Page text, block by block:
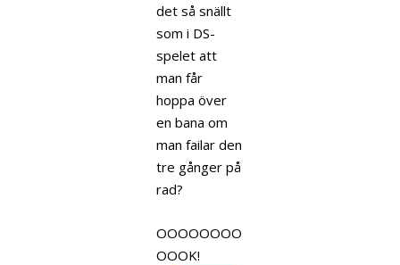
det så snällt
som i DS-
spelet att
man får
hoppa över
en bana om
man failar den
tre gånger på
rad?
OOOOOOOO
OOOK!